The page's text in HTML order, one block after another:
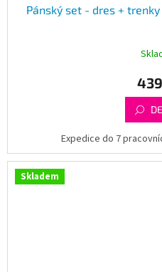
Pánský set - dres + trenky
Expedice do 7
Skladem